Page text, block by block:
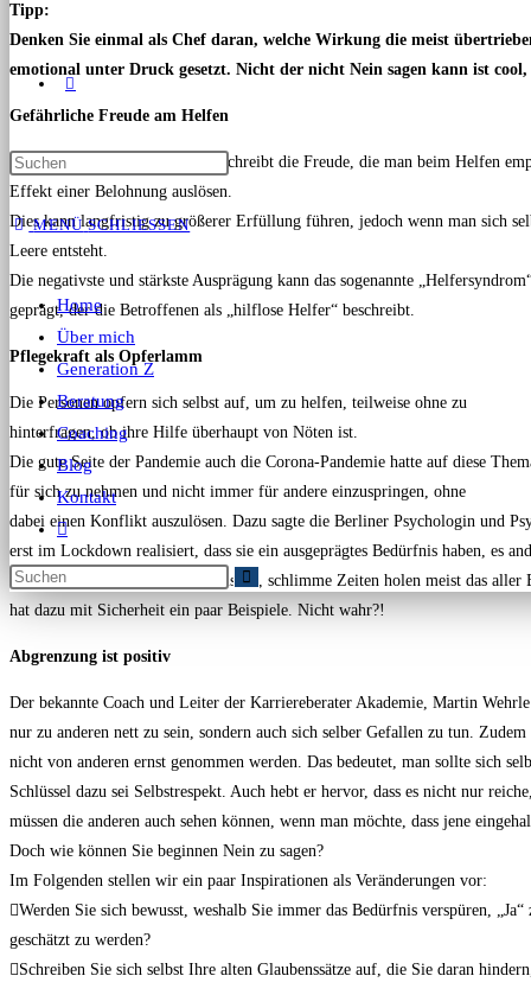
MENÜ SCHLIESSEN
Home
Über mich
Generation Z
Beratung
Coaching
Blog
Kontakt
Tipp:
Denken Sie einmal als Chef daran, welche Wirkung die meist
emotional unter Druck gesetzt. Nicht der nicht Nein sagen kann ist
Gefährliche Freude am Helfen
Der Begriff „Helper’s High“ beschreibt die Freude, die man beim Helfen
Effekt einer Belohnung auslösen.
Dies kann langfristig zu größerer Erfüllung führen, jedoch wenn man sich
Leere entsteht.
Die negativste und stärkste Ausprägung kann das sogenannte
geprägt, der die Betroffenen als „hilflose Helfer“ beschreibt.
Pflegekraft als Opferlamm
Die Personen opfern sich selbst auf, um zu helfen, teilweise ohne zu
hinterfragen, ob ihre Hilfe überhaupt von Nöten ist.
Die gute Seite der Pandemie auch die Corona-Pandemie hatte auf diese
für sich zu nehmen und nicht immer für andere einzuspringen, ohne
dabei einen Konflikt auszulösen. Dazu sagte die Berliner Psychologin und
erst im Lockdown realisiert, dass sie ein ausgeprägtes Bedürfnis haben, es
einer Veränderung des Lebensstils. Ja, schlimme Zeiten holen meist das
hat dazu mit Sicherheit ein paar Beispiele. Nicht wahr?!
Abgrenzung ist positiv
Der bekannte Coach und Leiter der Karriereberater Akademie, Martin
nur zu anderen nett zu sein, sondern auch sich selber Gefallen zu tun.
nicht von anderen ernst genommen werden. Das bedeutet, man sollte sich
Schlüssel dazu sei Selbstrespekt. Auch hebt er hervor, dass es nicht nur
müssen die anderen auch sehen können, wenn man möchte, dass jene
Doch wie können Sie beginnen Nein zu sagen?
Im Folgenden stellen wir ein paar Inspirationen als Veränderungen vor:
Werden Sie sich bewusst, weshalb Sie immer das Bedürfnis verspüren,
geschätzt zu werden?
Schreiben Sie sich selbst Ihre alten Glaubenssätze auf, die Sie daran